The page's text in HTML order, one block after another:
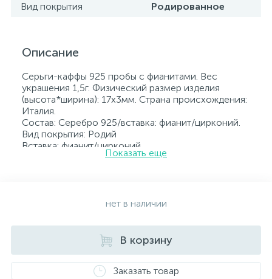
Вид покрытия
Родированное
Описание
Серьги-каффы 925 пробы с фианитами. Вес
украшения 1,5г. Физический размер изделия
(высота*ширина): 17х3мм. Страна происхождения:
Италия.
Состав: Серебро 925/вставка: фианит/цирконий.
Вид покрытия: Родий
Вставка: фианит/цирконий.
Родированные украшения дольше сохраняют
внутренний контроль качества, а также контроль
всех изделиях стоит соответствующая проба. К
каждому ювелирному украшению прилагаются
бирка с указанием всех параметров.*Цвета
изделий на сайте могут незначительно отличаться
от реальных из-за особенностей цветопередачи
Показать еще
нет в наличии
В корзину
Заказать товар